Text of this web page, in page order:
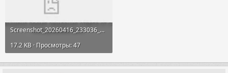
Screenshot_20260416_233036_Chrome.webp
17.2 KB · Просмотры: 47